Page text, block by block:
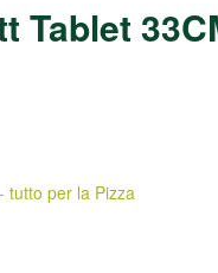
Tablet
tutto per la Pizza